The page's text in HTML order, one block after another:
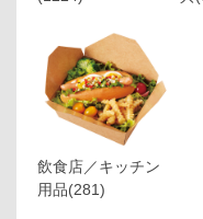
飲食店／キッチン
用品(281)